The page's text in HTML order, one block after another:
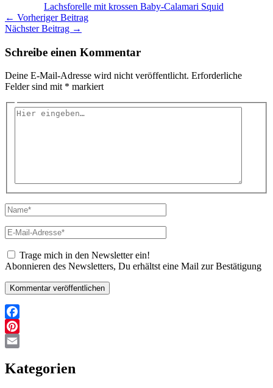
Lachsforelle mit krossen Baby-Calamari Squid
← Vorheriger Beitrag
Nächster Beitrag →
Schreibe einen Kommentar
Deine E-Mail-Adresse wird nicht veröffentlicht. Erforderliche
Felder sind mit * markiert
Hier
Name*
E-
Mail-
Adresse*
Trage mich in den Newsletter ein!
Abonnieren des Newsletters, Du erhältst eine Mail zur Bestätigung
Facebook
Pinterest
Kategorien